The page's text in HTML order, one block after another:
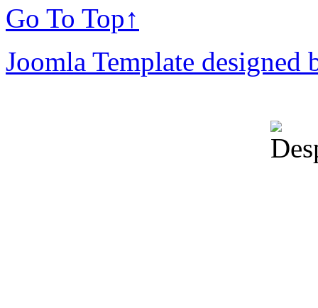
Go To Top↑
Joomla Template designed